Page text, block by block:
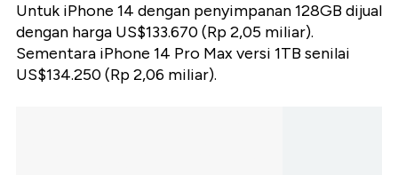
Untuk iPhone 14 dengan penyimpanan 128GB dijual
dengan harga US$133.670 (Rp 2,05 miliar).
Sementara iPhone 14 Pro Max versi 1TB senilai
US$134.250 (Rp 2,06 miliar).